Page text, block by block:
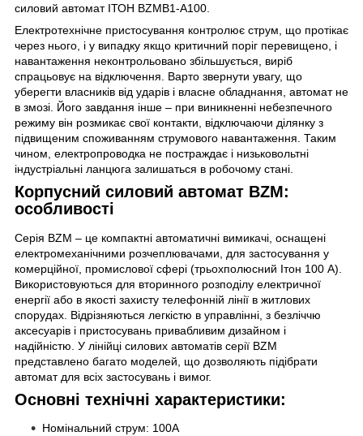
силовий автомат ІТОН BZMB1-A100.
Електротехнічне пристосування контролює струм, що протікає
через нього, і у випадку якщо критичний поріг перевищено, і
навантаження неконтрольовано збільшується, виріб
спрацьовує на відключення. Варто звернути увагу, що
уберегти власників від ударів і власне обладнання, автомат не
в змозі. Його завдання інше – при виникненні небезпечного
режиму він розмикає свої контакти, відключаючи ділянку з
підвищеним споживанням струмового навантаження. Таким
чином, електропроводка не постраждає і низьковольтні
індустріальні ланцюга залишаться в робочому стані.
Корпусний силовий автомат BZM:
особливості
Серія BZM – це компактні автоматичні вимикачі, оснащені
електромеханічними розчеплювачами, для застосування у
комерційної, промислової сфері (трьохполюсний Ітон 100 А).
Використовуються для вторинного розподілу електричної
енергії або в якості захисту телефонній лінії в житлових
спорудах. Відрізняються легкістю в управлінні, з безліччю
аксесуарів і пристосувань привабливим дизайном і
надійністю. У лінійці силових автоматів серії BZM
представлено багато моделей, що дозволяють підібрати
автомат для всіх застосувань і вимог.
Основні технічні характеристики:
Номінальний струм: 100A